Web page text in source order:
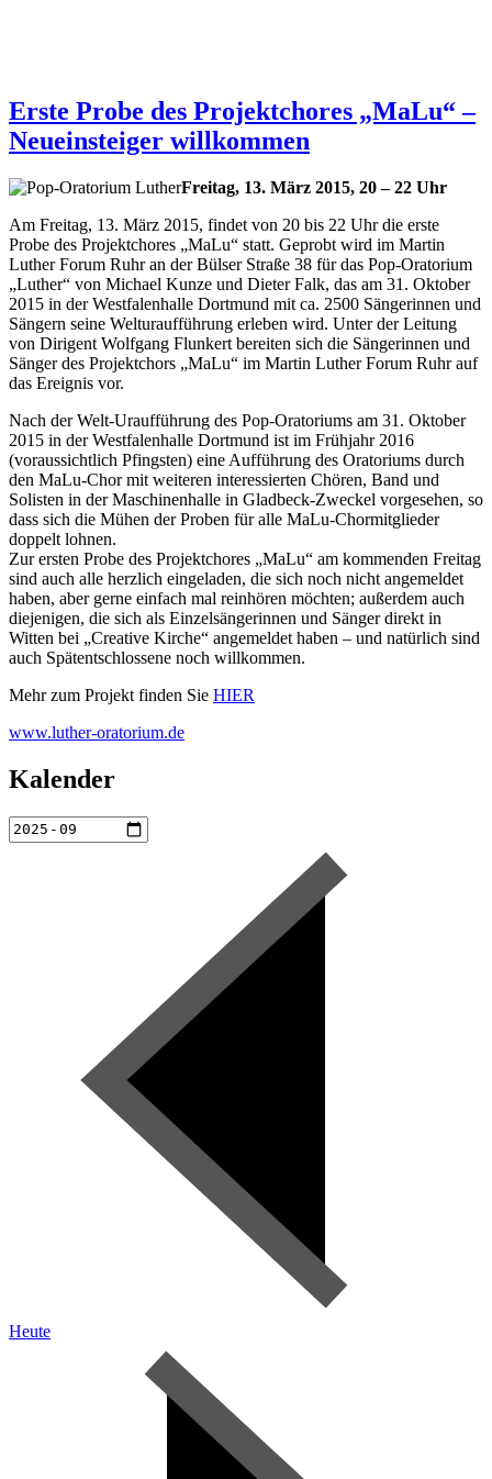
Erste Probe des Projektchores „MaLu“ –
Neueinsteiger willkommen
Freitag, 13. März 2015, 20 – 22 Uhr
Am Freitag, 13. März 2015, findet von 20 bis 22 Uhr die erste
Probe des Projektchores „MaLu“ statt. Geprobt wird im Martin
Luther Forum Ruhr an der Bülser Straße 38 für das Pop-Oratorium
„Luther“ von Michael Kunze und Dieter Falk, das am 31. Oktober
2015 in der Westfalenhalle Dortmund mit ca. 2500 Sängerinnen und
Sängern seine Welturaufführung erleben wird. Unter der Leitung
von Dirigent Wolfgang Flunkert bereiten sich die Sängerinnen und
Sänger des Projektchors „MaLu“ im Martin Luther Forum Ruhr auf
das Ereignis vor.
Nach der Welt-Uraufführung des Pop-Oratoriums am 31. Oktober
2015 in der Westfalenhalle Dortmund ist im Frühjahr 2016
(voraussichtlich Pfingsten) eine Aufführung des Oratoriums durch
den MaLu-Chor mit weiteren interessierten Chören, Band und
Solisten in der Maschinenhalle in Gladbeck-Zweckel vorgesehen, so
dass sich die Mühen der Proben für alle MaLu-Chormitglieder
doppelt lohnen.
Zur ersten Probe des Projektchores „MaLu“ am kommenden Freitag
sind auch alle herzlich eingeladen, die sich noch nicht angemeldet
haben, aber gerne einfach mal reinhören möchten; außerdem auch
diejenigen, die sich als Einzelsängerinnen und Sänger direkt in
Witten bei „Creative Kirche“ angemeldet haben – und natürlich sind
auch Spätentschlossene noch willkommen.
Mehr zum Projekt finden Sie HIER
www.luther-oratorium.de
Kalender
Heute